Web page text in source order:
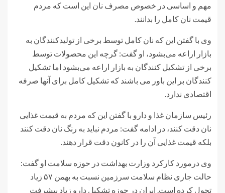
مهم و اساسی در خصوص مصرف نان این است که مردم
قیمت نان کامل را بدانند.
وی با گفتن این که نان کامل توسط برخی از تولیدکنندگان به
بازار اراعه می‌بشود، او گفت: گرچه این محصولات توسط
برخی از تشکیل کنندگان به بازار اراعه می‌بشود اما تشکیل
کنندگان بر این باور می باشند که تشکیل کامل برای آنها صرفه
اقتصادی ندارد.
رئیس سازمان غذا و دارو با گفتن این که مردم به قیمت غذایی
نان دقت کنند، در ادامه گفت: مردم نباید به رنگ نان دقت کنند
بلکه قیمت غذایی آن را در کانون دقت قرار دهند.
وی درمورد کارکرد وزارت بهداشت در حوزه سلامت او گفت:
حالت جاری نظام سلامت سرزمین نسبت به بهمن ۵۷ زیاد
تحول کرده است. ایران در حوزه تشکیل دارو زیاد پیشرفت